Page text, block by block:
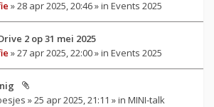
» 28 apr 2025, 20:46 » in Events 2025
2 op 31 mei 2025
» 27 apr 2025, 22:00 » in Events 2025
» 25 apr 2025, 21:11 » in MINI-talk